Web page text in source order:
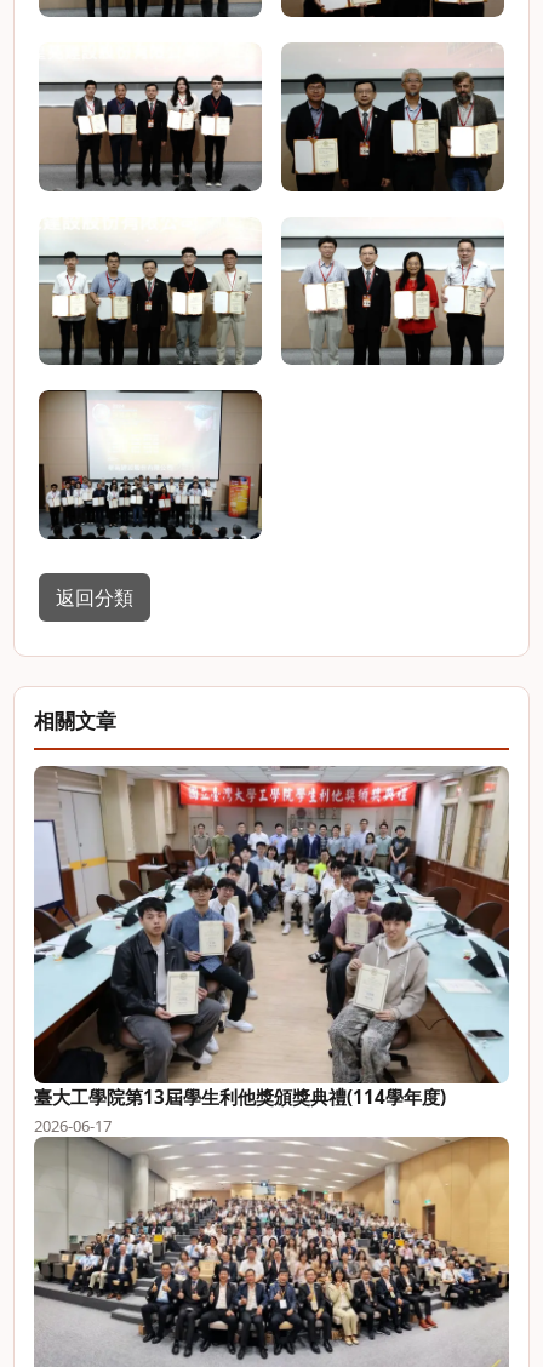
返回分類
相關文章
臺大工學院第13屆學生利他獎頒獎典禮(114學年度)
2026-06-17